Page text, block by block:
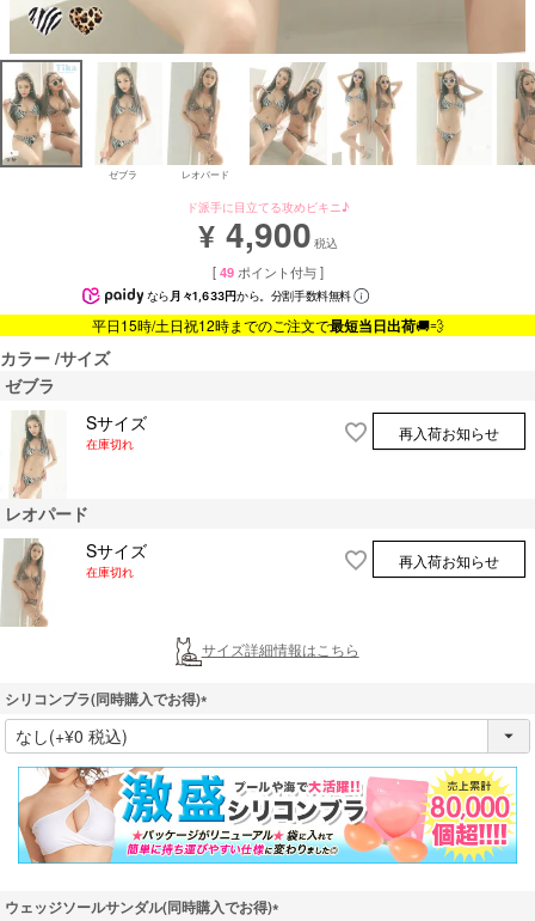
ゼブラ レオパード
ド派手に目立てる攻めビキニ♪
¥ 4,900 税込
[ 49 ポイント付与 ]
なら月々1,633円から。分割手数料無料
平日15時/土日祝12時までのご注文で最短当日出荷🚚💨
カラー サイズ
ゼブラ
Sサイズ
在庫切れ
再入荷お知らせ
レオパード
Sサイズ
在庫切れ
再入荷お知らせ
サイズ詳細情報はこちら
シリコンブラ(同時購入でお得)
(
必
須
)
ウェッジソールサンダル(同時購入でお得)